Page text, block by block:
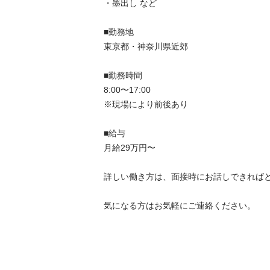
・墨出し など
■勤務地
東京都・神奈川県近郊
■勤務時間
8:00〜17:00
※現場により前後あり
■給与
月給29万円〜
詳しい働き方は、面接時にお話しできれば
気になる方はお気軽にご連絡ください。